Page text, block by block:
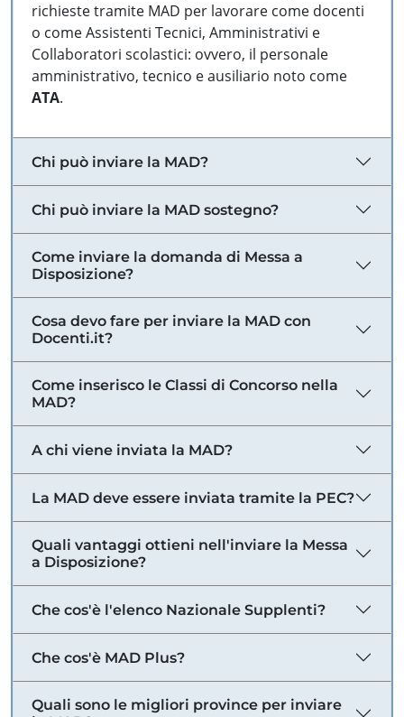
richieste tramite MAD per lavorare come docenti
o come Assistenti Tecnici, Amministrativi e
Collaboratori scolastici: ovvero, il personale
amministrativo, tecnico e ausiliario noto come
ATA.
Chi può inviare la MAD?
Chi può inviare la MAD sostegno?
Come inviare la domanda di Messa a
Disposizione?
Cosa devo fare per inviare la MAD con
Docenti.it?
Come inserisco le Classi di Concorso nella
MAD?
A chi viene inviata la MAD?
La MAD deve essere inviata tramite la PEC?
Quali vantaggi ottieni nell'inviare la Messa
a Disposizione?
Che cos'è l'elenco Nazionale Supplenti?
Che cos'è MAD Plus?
Quali sono le migliori province per inviare